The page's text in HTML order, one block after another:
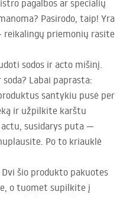
pagalbos ar specialių
Pasirodo, taip! Yra
reikalingų priemonių rasite
sodos ir acto mišinį.
Labai paprasta:
santykiu pusė per
ir užpilkite karštu
actu, susidarys puta —
Po to kriauklė
šio produkto pakuotes
o tuomet supilkite į